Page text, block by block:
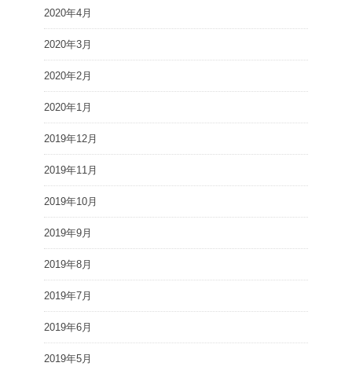
2020年4月
2020年3月
2020年2月
2020年1月
2019年12月
2019年11月
2019年10月
2019年9月
2019年8月
2019年7月
2019年6月
2019年5月